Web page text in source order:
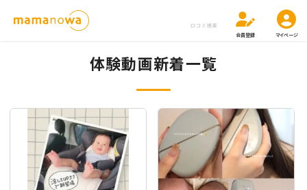
口コミ検索
会員登録
マイページ
体験動画新着一覧